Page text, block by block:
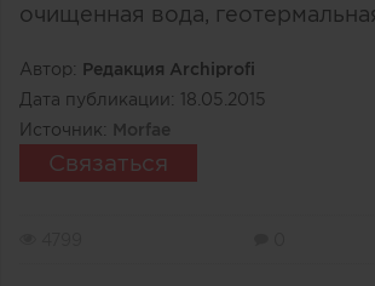
очищенная вода,
Автор: Редакция Archiprofi
Дата публикации: 18.05.2015
Источник: Morfae
Связаться